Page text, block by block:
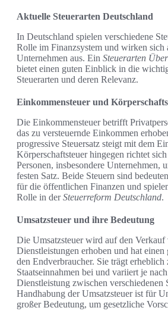
Aktuelle Steuerarten Deutschland
In Deutschland spielen verschiedene
Rolle im Finanzsystem und wirken sich
Unternehmen aus. Ein Steuerarten
bietet einen guten Einblick in die
Steuerarten und deren Relevanz.
Einkommensteuer und
Die Einkommensteuer betrifft
das zu versteuernde Einkommen
progressive Steuersatz steigt mit dem
Körperschaftsteuer hingegen richtet
Personen, insbesondere Unternehmen,
festen Satz. Beide Steuern sind
für die öffentlichen Finanzen und
Rolle in derSteuerreform Deutschland.
Umsatzsteuer und ihre Bedeutung
Die Umsatzsteuer wird auf den Verkauf
Dienstleistungen erhoben und hat
den Endverbraucher. Sie trägt erheblich
Staatseinnahmen bei und variiert je
Dienstleistung zwischen verschiedenen
Handhabung der Umsatzsteuer ist für
großer Bedeutung, um gesetzliche